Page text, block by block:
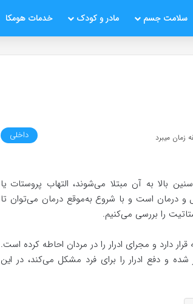
سلامت جسم مادر و کودک خدمات هومکا
داخلی
بالا به آن مبتلا می‌شوند، التهاب پروستات یا
درمان است و با شروع به‌موقع درمان می‌توان تا
را بررسی می‌کنیم.
و مجرای ادرار را در مردان احاطه کرده است.
شده و دفع ادرار را برای فرد مشکل می‌کند، در این